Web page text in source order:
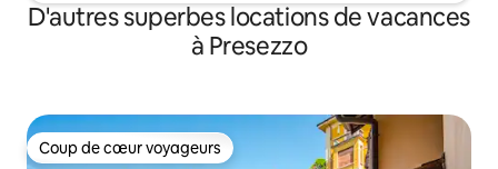
D'autres superbes locations de vacances
à Presezzo
Coup de cœur voyageurs
Coup de cœur voyageurs